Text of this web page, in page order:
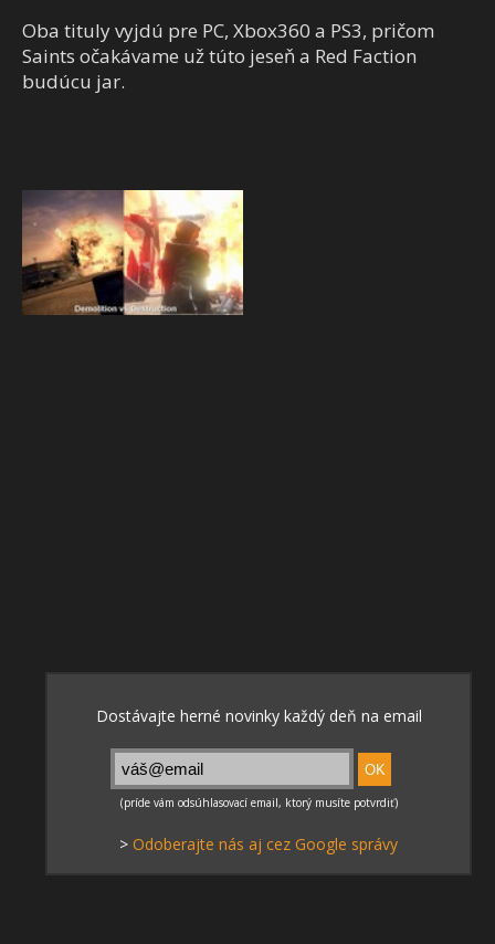
Oba tituly vyjdú pre PC, Xbox360 a PS3, pričom
Saints očakávame už túto jeseň a Red Faction
budúcu jar.
> Odoberajte nás aj cez Google správy